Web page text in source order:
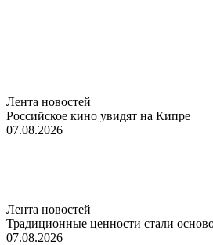
Лента новостей
Российское кино увидят на Кипре
07.08.2026
Лента новостей
Традиционные ценности стали
07.08.2026